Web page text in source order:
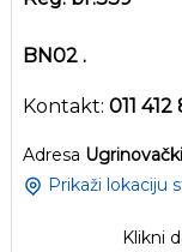
BN02 .
Kontakt: 011 412
Adresa
Prikaži lokaciju
Klikni